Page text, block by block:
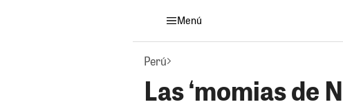
Menú
Perú
Las ‘momias de